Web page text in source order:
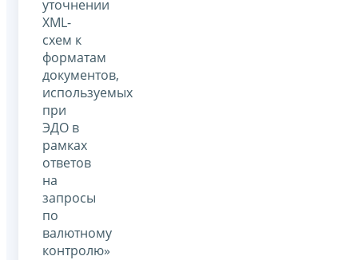
уточнении
XML-
схем к
форматам
документов,
используемых
при
ЭДО в
рамках
ответов
на
запросы
по
валютному
контролю»